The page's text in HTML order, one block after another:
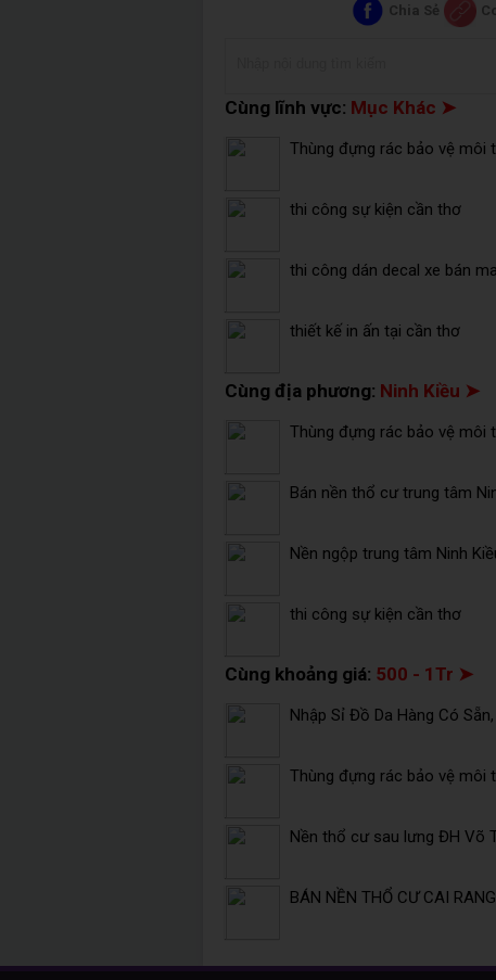
Chia Sẻ
Cùng lĩnh vực: Mục Khác ➤
Thùng đựng rác bảo vệ môi
thi công sự kiện cần thơ
thi công dán decal xe bán
thiết kế in ấn tại cần thơ
Cùng địa phương: Ninh Kiều ➤
Thùng đựng rác bảo vệ môi
Bán nền thổ cư trung tâm
Nền ngộp trung tâm Ninh
thi công sự kiện cần thơ
Cùng khoảng giá: 500 - 1Tr ➤
Nhập Sỉ Đồ Da Hàng Có
Thùng đựng rác bảo vệ môi
Nền thổ cư sau lưng ĐH Võ
BÁN NỀN THỔ CƯ CAI